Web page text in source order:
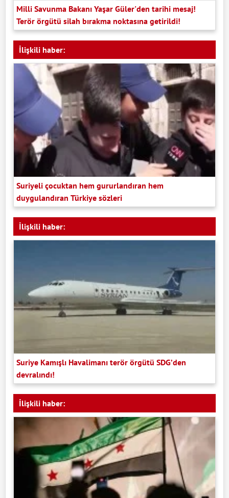
Milli Savunma Bakanı Yaşar Güler'den tarihi mesaj!
Terör örgütü silah bırakma noktasına getirildi!
İlişkili haber:
Suriyeli çocuktan hem gururlandıran hem
duygulandıran Türkiye sözleri
İlişkili haber:
Suriye Kamışlı Havalimanı terör örgütü SDG’den
devralındı!
İlişkili haber: